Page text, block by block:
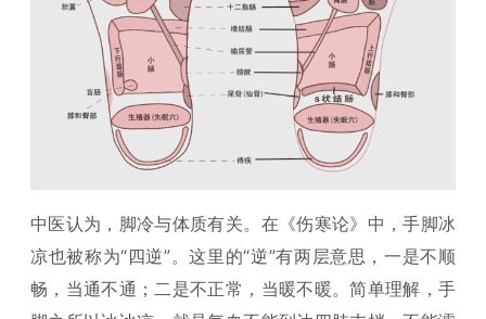
中医认为，脚冷与体质有关。在《伤寒论》中，手脚冰
凉也被称为“四逆”。这里的“逆”有两层意思，一是不顺
畅，当通不通；二是不正常，当暖不暖。简单理解，手